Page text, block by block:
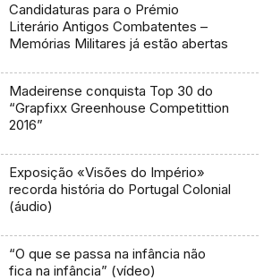
Candidaturas para o Prémio
Literário Antigos Combatentes –
Memórias Militares já estão abertas
Madeirense conquista Top 30 do
“Grapfixx Greenhouse Competittion
2016”
Exposição «Visões do Império»
recorda história do Portugal Colonial
(áudio)
“O que se passa na infância não
fica na infância” (vídeo)